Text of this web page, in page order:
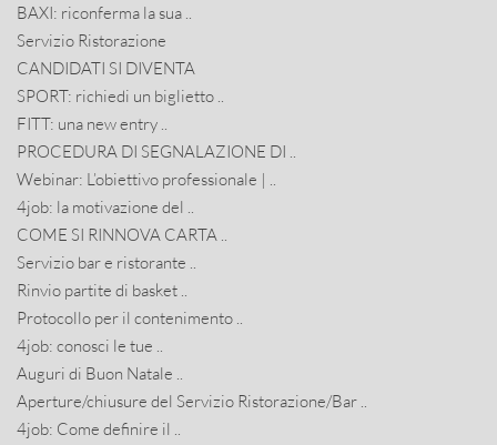
BAXI: riconferma la sua ..
Servizio Ristorazione
CANDIDATI SI DIVENTA
SPORT: richiedi un biglietto ..
FITT: una new entry ..
PROCEDURA DI SEGNALAZIONE DI ..
Webinar: L’obiettivo professionale | ..
4job: la motivazione del ..
COME SI RINNOVA CARTA ..
Servizio bar e ristorante ..
Rinvio partite di basket ..
Protocollo per il contenimento ..
4job: conosci le tue ..
Auguri di Buon Natale ..
Aperture/chiusure del Servizio Ristorazione/Bar ..
4job: Come definire il ..